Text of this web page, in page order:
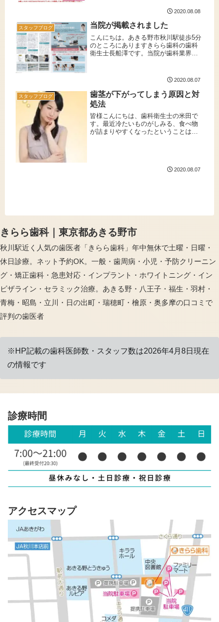
2020.08.08
スタッフブログ 当院が掲載されました
こんにちは。あきる野市秋川駅徒歩5分
のところにありますきらら歯科の歯科
衛生士長船澤です。当院が歯科業界専
さんが発行しています「Dental2020.08.07
スタッフブログ
歯茎が下がってしまう原因と対
処法
皆様こんにちは、歯科衛生士の米田で
す。最近冷たいものがしみる、食べ物
が詰まりやすくなったということはあ
2020.08.07
きらら歯科｜東京都あきる野市
秋川駅近く人気の歯医者「きらら歯科」年中無休で土曜・日曜・
休日診療。ネット予約OK。一般・歯周病・小児・予防クリーニン
グ・矯正歯科・急患対応・インプラント・ホワイトニング・イン
ビザライン・セラミック治療。あきる野・八王子・福生・羽村・
青梅・昭島・立川・日の出町・瑞穂町・檜原・奥多摩の口コミで
評判の歯医者
※HP記載の歯科医師数・スタッフ数は2026年4月8日現在
の情報です
診療時間
アクセスマップ